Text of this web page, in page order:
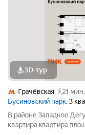
3D-тур
Грачёвская
21 мин.
Бусиновский парк, 3
В районе Западное
квартира квартира